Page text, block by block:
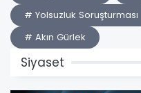
# Yolsuzluk Soruşturması
# Akın Gürlek
Siyaset